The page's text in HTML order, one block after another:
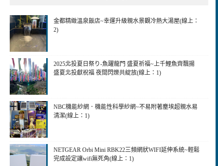
金都精緻溫泉飯店~幸運升級親水景觀冷熱大湯屋(線上：
2)
2025北投夏日祭り-魚躍龍門 盛夏祈福~上千鯉魚齊飄揚
盛夏北投獻祝福 夜間閃爍共綻放(線上：1)
NBC機能紗網．機能性科學紗網~不易附著塵埃超親水易
清潔(線上：1)
NETGEAR Orbi Mini RBK22三頻網狀WIFI延伸系統~輕鬆
完成設定讓wifi無死角(線上：1)